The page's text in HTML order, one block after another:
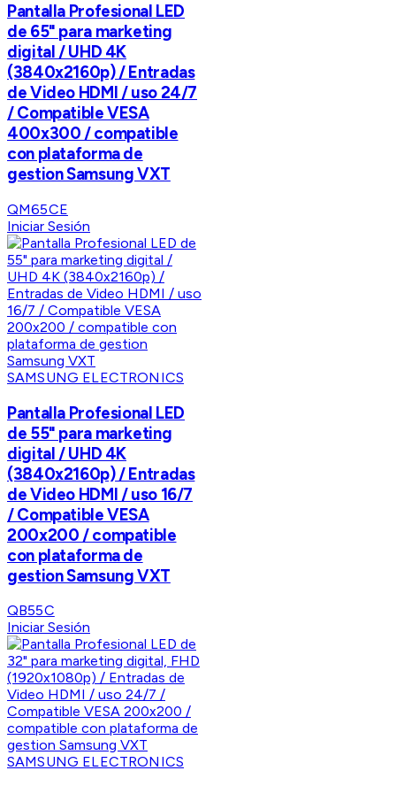
Pantalla Profesional LED
de 65" para marketing
digital / UHD 4K
(3840x2160p) / Entradas
de Video HDMI / uso 24/7
/ Compatible VESA
400x300 / compatible
con plataforma de
gestion Samsung VXT
QM65CE
Iniciar Sesión
SAMSUNG ELECTRONICS
Pantalla Profesional LED
de 55" para marketing
digital / UHD 4K
(3840x2160p) / Entradas
de Video HDMI / uso 16/7
/ Compatible VESA
200x200 / compatible
con plataforma de
gestion Samsung VXT
QB55C
Iniciar Sesión
SAMSUNG ELECTRONICS